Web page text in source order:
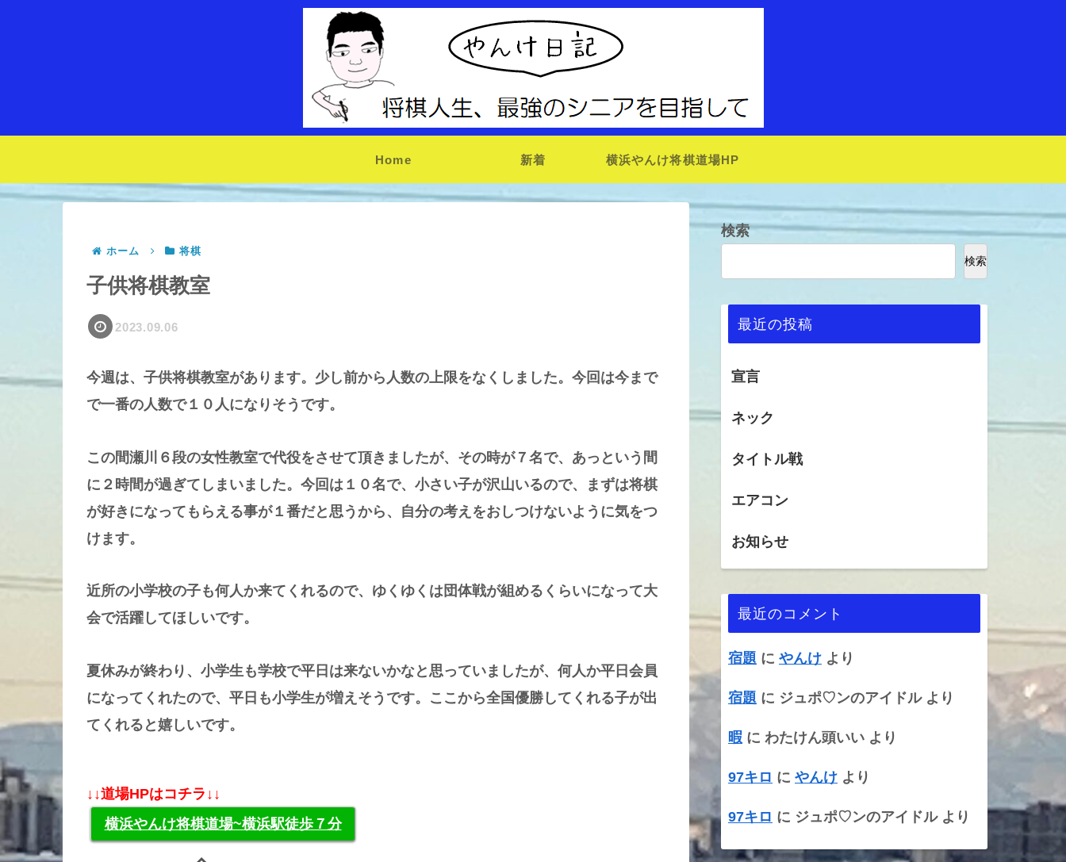
Home 新着 横浜やんけ将棋道場HP
ホーム 将棋
子供将棋教室
2023.09.06
今週は、子供将棋教室があります。少し前から人数の上限をなくしました。今回は今まで
で一番の人数で１０人になりそうです。
この間瀬川６段の女性教室で代役をさせて頂きましたが、その時が７名で、あっという間
に２時間が過ぎてしまいました。今回は１０名で、小さい子が沢山いるので、まずは将棋
が好きになってもらえる事が１番だと思うから、自分の考えをおしつけないように気をつ
けます。
近所の小学校の子も何人か来てくれるので、ゆくゆくは団体戦が組めるくらいになって大
会で活躍してほしいです。
夏休みが終わり、小学生も学校で平日は来ないかなと思っていましたが、何人か平日会員
になってくれたので、平日も小学生が増えそうです。ここから全国優勝してくれる子が出
てくれると嬉しいです。
↓↓道場HPはコチラ↓↓
横浜やんけ将棋道場~横浜駅徒歩７分
検索
検索
最近の投稿
宣言
ネック
タイトル戦
エアコン
お知らせ
最近のコメント
宿題 に やんけ より
宿題 に ジュポ♡ンのアイドルより
暇 に わたけん頭いい より
97キロ に やんけ より
97キロ に ジュポ♡ンのアイドルより